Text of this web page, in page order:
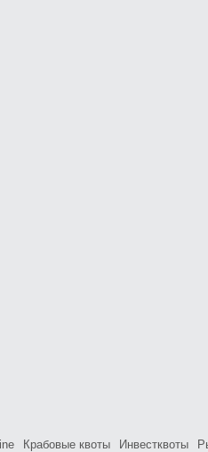
Крабовые квоты Инвестквоты